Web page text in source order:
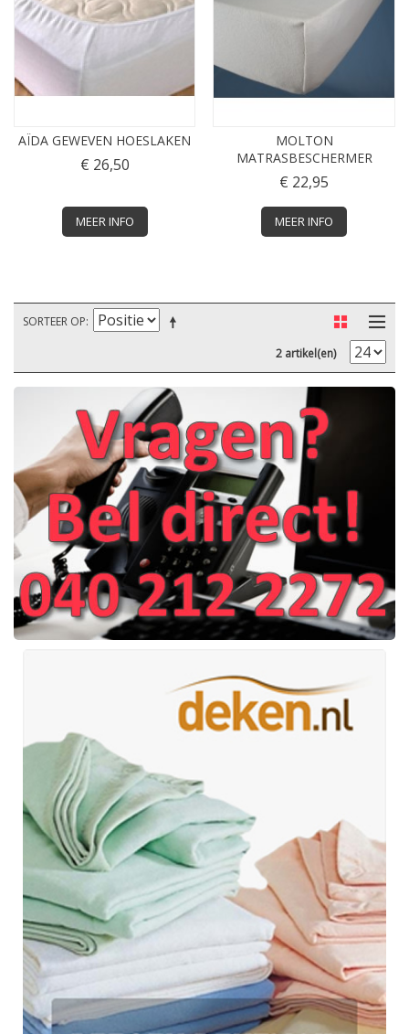
AÏDA GEWEVEN HOESLAKEN
€ 26,50
MEER INFO
MOLTON
MATRASBESCHERMER
€ 22,95
MEER INFO
SORTEER OP
2 artikel(en)